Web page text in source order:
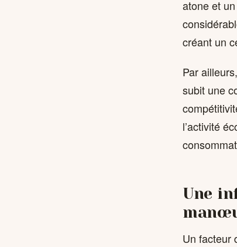
atone et
créant un
Par
subit une
l’activité
Une
Un facteur